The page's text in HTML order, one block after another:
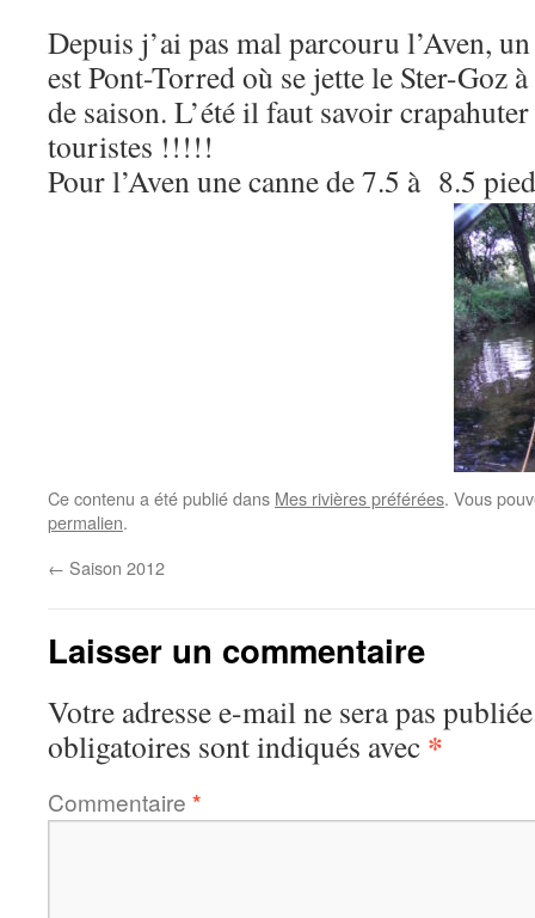
Depuis j’ai pas mal parcouru l’Aven,
est Pont-Torred où se jette le Ster-Goz
de saison. L’été il faut savoir
touristes !!!!!
Pour l’Aven une canne de 7.5 à 8.5
Ce contenu a été publié dans Mes rivières préférées. Vous
permalien.
← Saison 2012
Laisser un commentaire
Votre adresse e-mail ne sera pas
obligatoires sont indiqués avec *
Commentaire *